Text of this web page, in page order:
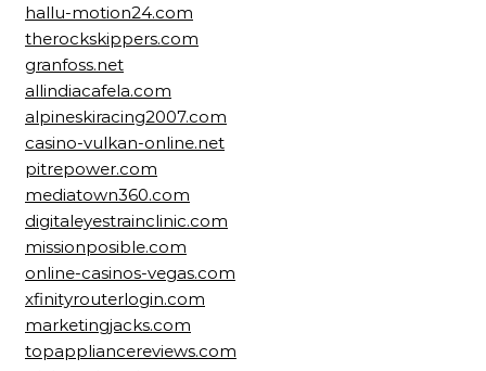
hallu-motion24.com
therockskippers.com
granfoss.net
allindiacafela.com
alpineskiracing2007.com
casino-vulkan-online.net
pitrepower.com
mediatown360.com
digitaleyestrainclinic.com
missionposible.com
online-casinos-vegas.com
xfinityrouterlogin.com
marketingjacks.com
topappliancereviews.com